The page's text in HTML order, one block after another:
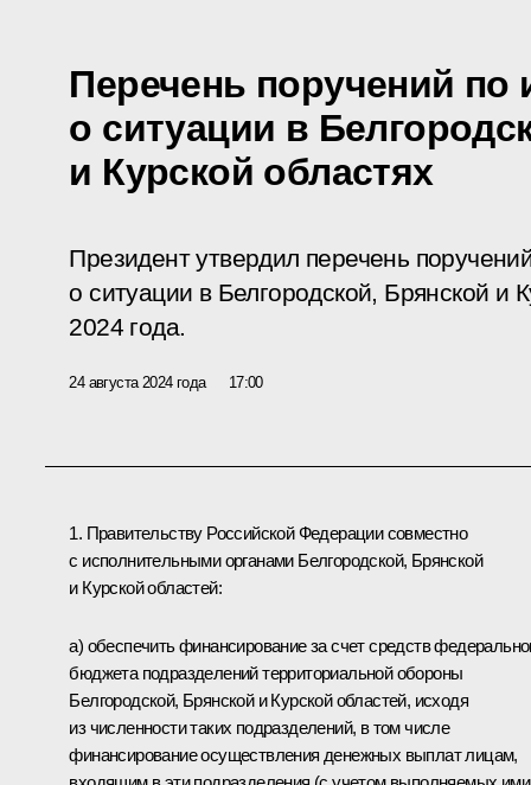
Перечень поручений по
о ситуации в
и Курской областях
Президент утвердил перечень
о ситуации в Белгородской, Брянской и
2024 года.
24 августа 2024 года 17:00
1. Правительству Российской Федерации совместно
с исполнительными органами Белгородской, Брянской
и Курской областей:
а) обеспечить финансирование за счет средств
бюджета подразделений территориальной обороны
Белгородской, Брянской и Курской областей, исходя
из численности таких подразделений, в том числе
финансирование осуществления денежных выплат лицам,